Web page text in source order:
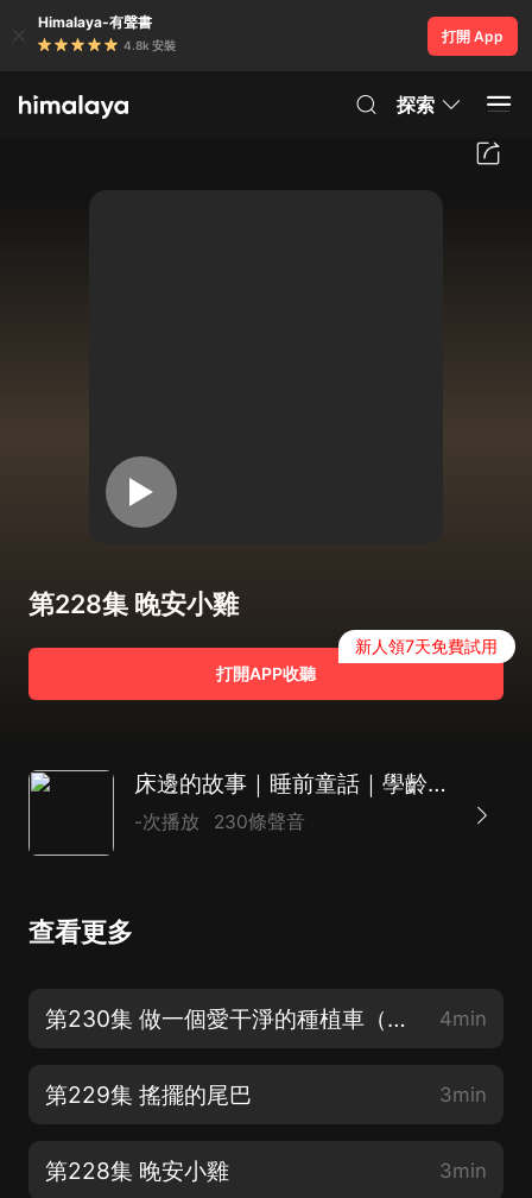
Himalaya-有聲書
4.8k 安裝
打開 App
探索
第228集 晚安小雞
打開APP收聽
新人領7天免費試用
床邊的故事｜睡前童話｜學齡前讀物｜情商啟蒙
-次播放 230條聲音
查看更多
第230集 做一個愛干淨的種植車（完） 4min
第229集 搖擺的尾巴 3min
第228集 晚安小雞 3min